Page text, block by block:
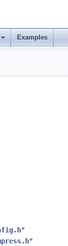
Examples
"
"